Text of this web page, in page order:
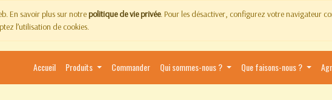
En savoir plus sur notrepolitique de vie privée. Pour les désactiver, configurez votre navigateur
l’utilisation de cookies.
Accueil Produits Commander Qui sommes-nous ? Que faisons-nous ?